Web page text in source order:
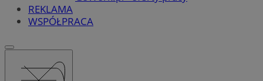
REKLAMA
WSPÓŁPRACA